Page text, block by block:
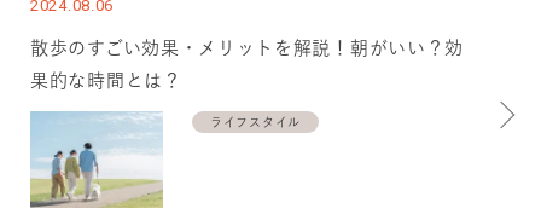
2024.08.06
散歩のすごい効果・メリットを解説！朝がいい？効
果的な時間とは？
ライフスタイル